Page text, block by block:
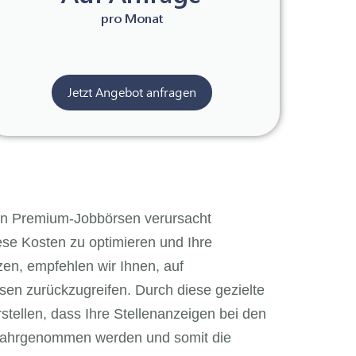
pro Monat
Jetzt Angebot anfragen
Premium-Jobbörsen verursacht
Kosten zu optimieren und Ihre
empfehlen wir Ihnen, auf
zurückzugreifen. Durch diese gezielte
dass Ihre Stellenanzeigen bei den
werden und somit die